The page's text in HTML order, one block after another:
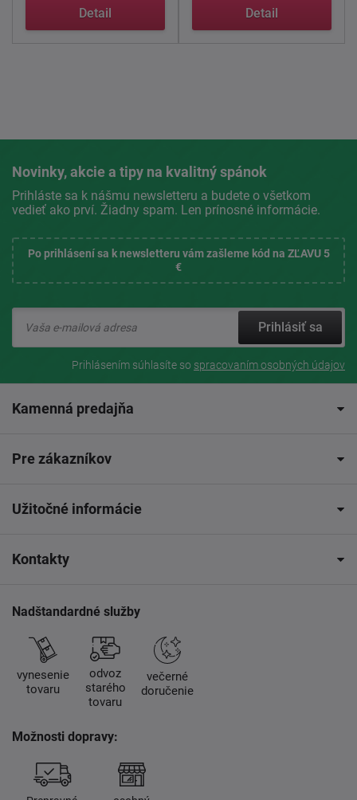
Detail Detail
Novinky, akcie a tipy na kvalitný spánok
Prihláste sa k nášmu newsletteru a budete o všetkom
vedieť ako prví. Žiadny spam. Len prínosné informácie.
Po prihlásení sa k newsletteru vám zašleme kód na ZĽAVU 5
€
Prihlásiť sa
Prihlásením súhlasíte so spracovaním osobných údajov
Kamenná predajňa
Pre zákazníkov
Užitočné informácie
Kontakty
Nadštandardné služby
vynesenie
tovaru
odvoz
starého
tovaru
večerné
doručenie
Možnosti dopravy: